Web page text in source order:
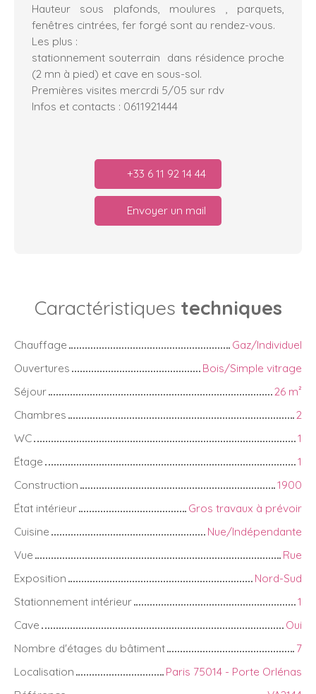
Hauteur sous plafonds, moulures , parquets,
fenêtres cintrées, fer forgé sont au rendez-vous.
Les plus :
stationnement souterrain dans résidence proche
(2 mn à pied) et cave en sous-sol.
Premières visites mercrdi 5/05 sur rdv
Infos et contacts : 0611921444
+33 6 11 92 14 44
Envoyer un mail
Caractéristiques techniques
Chauffage
Gaz/Individuel
Ouvertures
Bois/Simple vitrage
Séjour
26 m²
Chambres
2
WC
1
Étage
1
Construction
1900
État intérieur
Gros travaux à prévoir
Cuisine
Nue/Indépendante
Vue
Rue
Exposition
Nord-Sud
Stationnement intérieur
1
Cave
Oui
Nombre d'étages du bâtiment
7
Localisation
Paris 75014 - Porte Orlénas